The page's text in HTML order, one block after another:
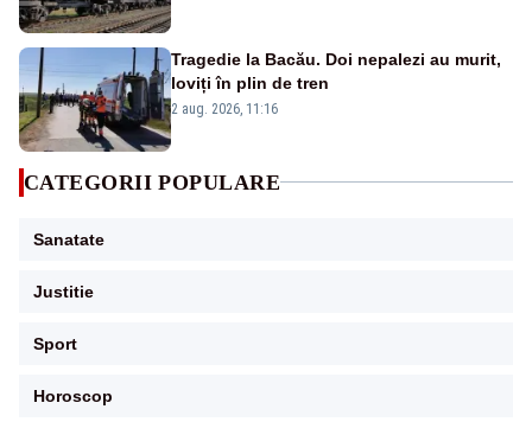
Tragedie la Bacău. Doi nepalezi au murit,
loviți în plin de tren
2 aug. 2026, 11:16
CATEGORII POPULARE
Sanatate
Justitie
Sport
Horoscop